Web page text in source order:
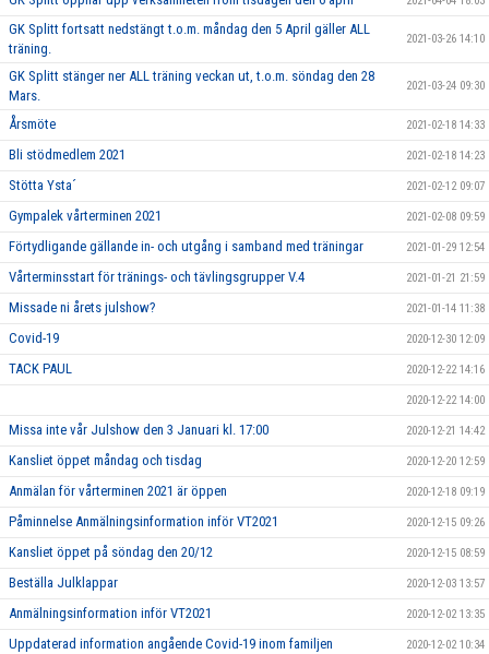
GK Splitt fortsatt nedstängt t.o.m. måndag den 5 April gäller ALL
träning.
2021-03-26 14:10
GK Splitt stänger ner ALL träning veckan ut, t.o.m. söndag den 28
Mars.
2021-03-24 09:30
Årsmöte 2021-02-18 14:33
Bli stödmedlem 2021 2021-02-18 14:23
Stötta Ysta´ 2021-02-12 09:07
Gympalek vårterminen 2021 2021-02-08 09:59
Förtydligande gällande in- och utgång i samband med träningar 2021-01-29 12:54
Vårterminsstart för tränings- och tävlingsgrupper V.4 2021-01-21 21:59
Missade ni årets julshow? 2021-01-14 11:38
Covid-19 2020-12-30 12:09
TACK PAUL 2020-12-22 14:16
2020-12-22 14:00
Missa inte vår Julshow den 3 Januari kl. 17:00 2020-12-21 14:42
Kansliet öppet måndag och tisdag 2020-12-20 12:59
Anmälan för vårterminen 2021 är öppen 2020-12-18 09:19
Påminnelse Anmälningsinformation inför VT2021 2020-12-15 09:26
Kansliet öppet på söndag den 20/12 2020-12-15 08:59
Beställa Julklappar 2020-12-03 13:57
Anmälningsinformation inför VT2021 2020-12-02 13:35
Uppdaterad information angående Covid-19 inom familjen 2020-12-02 10:34